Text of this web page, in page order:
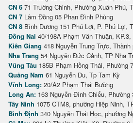
CN 6 71 Trường Chinh, Phường Xuân Phú,
CN 7 Lâm Đồng 05 Phan Đình Phùng
CN 8 Bình Dương 151 Phú Lợi, P. Phú Lợi,
Đồng Nai 40/198A Phạm Văn Thuận,
Kiên Giang 418 Nguyễn Trung Trực,
Nha Trang 54 Nguyễn Đức Cảnh, TP Nha
Vũng Tàu 185B Phạm Hồng Thái, Phường 7
Quảng Nam 61 Nguyễn Du, Tp Tam Kỳ
Vĩnh Long: 20/A2 Phạm Thái Bường
Long An: 163 Nguyễn Đình Chiểu, Phường
Tây Ninh 1075 CTM8, phường Hiệp Ninh,
Bình Định 340 Nguyễn Thái Học, phường